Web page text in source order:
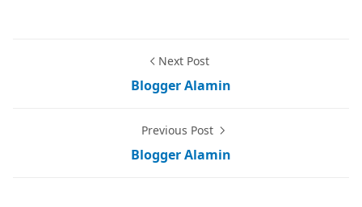
Next Post
Blogger Alamin
Previous Post
Blogger Alamin